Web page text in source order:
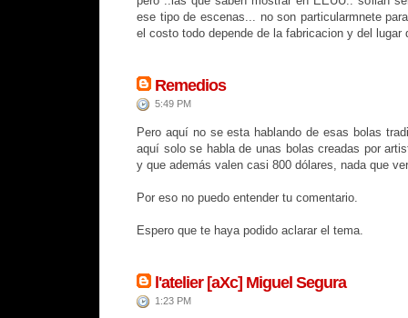
ese tipo de escenas... no son particularmnete
el costo todo depende de la fabricacion y del lugar
Remedios
5:49 PM
Pero aquí no se esta hablando de esas bolas
aquí solo se habla de unas bolas creadas por
y que además valen casi 800 dólares, nada que
Por eso no puedo entender tu comentario.
Espero que te haya podido aclarar el tema.
l'atelier [aXc] Miguel Segura
1:23 PM